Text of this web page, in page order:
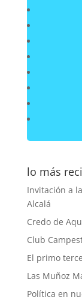
lo más
Invitación a
Alcalá
Credo de
Club
El primo
Las Muñoz
Política en